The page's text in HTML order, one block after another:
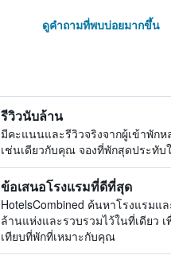
ดูคำถามที่พบบ่อยมากขึ้น
รีวิวนับล้าน
มีคะแนนและรีวิวจริงจากผู้เข้าพัก
เช่นเดียวกับคุณ จองที่พักสุดประทับ
ข้อเสนอโรงแรมที่ดีที่สุด
HotelsCombined ค้นหาโรงแรมแ
ล้านแห่งและรวบรวมไว้ในที่เดียว
เทียบที่พักที่เหมาะกับคุณ